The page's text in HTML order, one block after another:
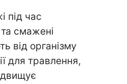
під час
смажені
від організму
для травлення,